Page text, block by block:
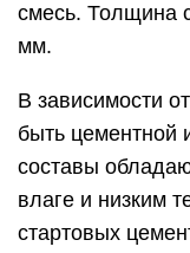
смесь. Толщина
мм.
В зависимости
быть цементной
составы
влаге и низким
стартовых